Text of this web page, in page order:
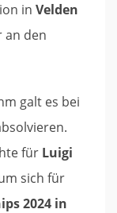
in Velden
an den
galt es bei
für Luigi
sich für
2024 in